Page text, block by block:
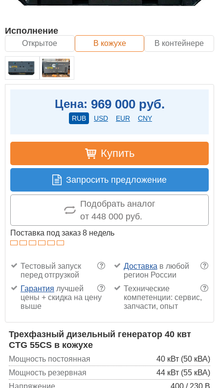
Исполнение
Открытое В кожухе В контейнере
Цена: 969 000 руб.
RUB USD EUR CNY
Купить
Запросить предложение
Подобрать аналог
от 448 000 руб.
Поставка под заказ 8 недель
?
Тестовый запуск
перед отгрузкой
?
Доставка в любой
регион России
?
Гарантия лучшей
цены + скидка на цену
выше
?
Технические
компетенции: сервис,
запчасти, опыт
Трехфазный дизельный генератор 40 квт
CTG 55CS в кожухе
Мощность постоянная
40 кВт (50 кВА)
Мощность резервная
44 кВт (55 кВА)